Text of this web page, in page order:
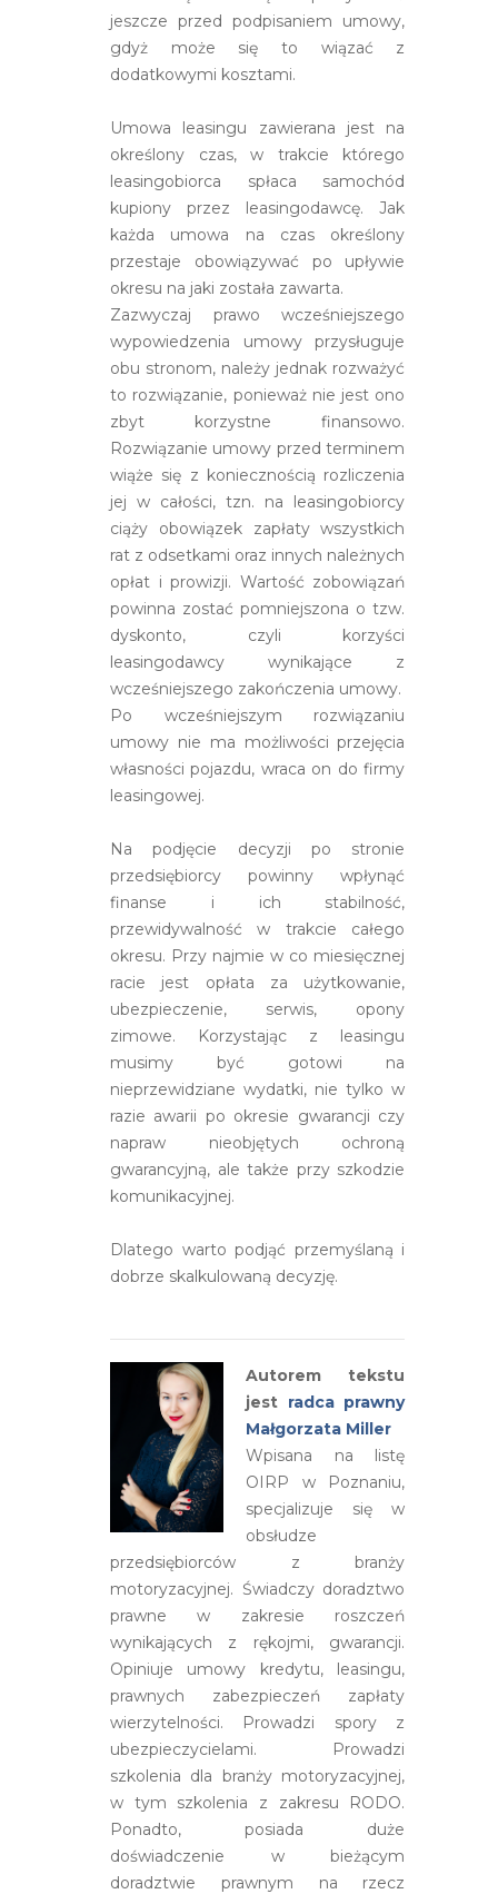
jeszcze przed podpisaniem umowy,
gdyż może się to wiązać z
dodatkowymi kosztami.
Umowa leasingu zawierana jest na
określony czas, w trakcie którego
leasingobiorca spłaca samochód
kupiony przez leasingodawcę. Jak
każda umowa na czas określony
przestaje obowiązywać po upływie
okresu na jaki została zawarta.
Zazwyczaj prawo wcześniejszego
wypowiedzenia umowy przysługuje
obu stronom, należy jednak rozważyć
to rozwiązanie, ponieważ nie jest ono
zbyt korzystne finansowo.
Rozwiązanie umowy przed terminem
wiąże się z koniecznością rozliczenia
jej w całości, tzn. na leasingobiorcy
ciąży obowiązek zapłaty wszystkich
rat z odsetkami oraz innych należnych
opłat i prowizji. Wartość zobowiązań
powinna zostać pomniejszona o tzw.
dyskonto, czyli korzyści
leasingodawcy wynikające z
wcześniejszego zakończenia umowy.
Po wcześniejszym rozwiązaniu
umowy nie ma możliwości przejęcia
własności pojazdu, wraca on do firmy
leasingowej.
Na podjęcie decyzji po stronie
przedsiębiorcy powinny wpłynąć
finanse i ich stabilność,
przewidywalność w trakcie całego
okresu. Przy najmie w co miesięcznej
racie jest opłata za użytkowanie,
ubezpieczenie, serwis, opony
zimowe. Korzystając z leasingu
musimy być gotowi na
nieprzewidziane wydatki, nie tylko w
razie awarii po okresie gwarancji czy
napraw nieobjętych ochroną
gwarancyjną, ale także przy szkodzie
komunikacyjnej.
Dlatego warto podjąć przemyślaną i
dobrze skalkulowaną decyzję.
Autorem tekstu
jest radca prawny
Małgorzata Miller
Wpisana na listę
OIRP w Poznaniu,
specjalizuje się w
obsłudze
przedsiębiorców z branży
motoryzacyjnej. Świadczy doradztwo
prawne w zakresie roszczeń
wynikających z rękojmi, gwarancji.
Opiniuje umowy kredytu, leasingu,
prawnych zabezpieczeń zapłaty
wierzytelności. Prowadzi spory z
ubezpieczycielami. Prowadzi
szkolenia dla branży motoryzacyjnej,
w tym szkolenia z zakresu RODO.
Ponadto, posiada duże
doświadczenie w bieżącym
doradztwie prawnym na rzecz